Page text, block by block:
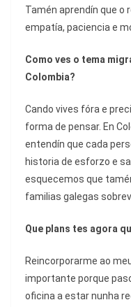
Tamén aprendín que o
empatía, paciencia e
Como ves o tema
Colombia?
Cando vives fóra e
forma de pensar. En
entendín que cada
historia de esforzo e
esquecemos que
familias galegas
Que plans tes agora
Reincorporarme ao
importante porque
oficina a estar nunha